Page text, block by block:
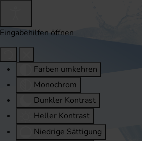
Eingabehilfen öffnen
Farben umkehren
Monochrom
Dunkler Kontrast
Heller Kontrast
Niedrige Sättigung